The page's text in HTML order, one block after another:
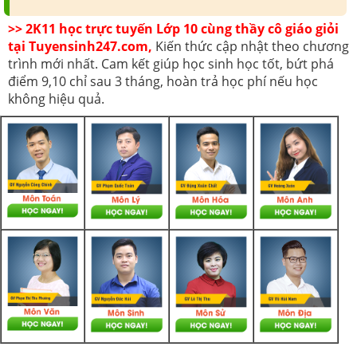
>> 2K11 học trực tuyến Lớp 10 cùng thầy cô giáo giỏi
tại Tuyensinh247.com, Kiến thức cập nhật theo chương
trình mới nhất. Cam kết giúp học sinh học tốt, bứt phá
điểm 9,10 chỉ sau 3 tháng, hoàn trả học phí nếu học
không hiệu quả.